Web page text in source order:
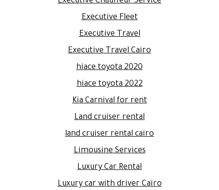
Executive Fleet
Executive Travel
Executive Travel Cairo
hiace toyota 2020
hiace toyota 2022
Kia Carnival for rent
Land cruiser rental
land cruiser rental cairo
Limousine Services
Luxury Car Rental
Luxury car with driver Cairo